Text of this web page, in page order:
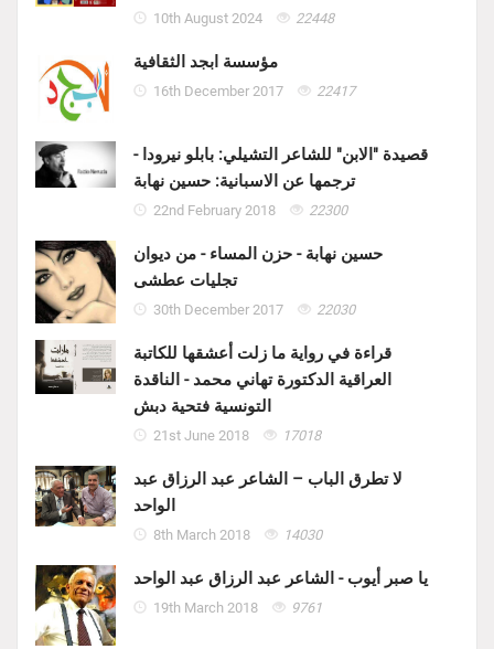
10th August 2024 22448
مؤسسة ابجد الثقافية
16th December 2017 22417
قصيدة "الابن" للشاعر التشيلي: بابلو نيرودا -
ترجمها عن الاسبانية: حسين نهابة
22nd February 2018 22300
حسين نهابة - حزن المساء - من ديوان
تجليات عطشى
30th December 2017 22030
قراءة في رواية ما زلت أعشقها للكاتبة
العراقية الدكتورة تهاني محمد - الناقدة
التونسية فتحية دبش
21st June 2018 17018
لا تطرق الباب – الشاعر عبد الرزاق عبد
الواحد
8th March 2018 14030
يا صبر أيوب - الشاعر عبد الرزاق عبد الواحد
19th March 2018 9761